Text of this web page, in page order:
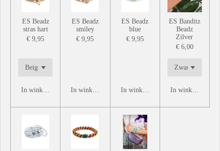
ES Beadz
stras hart
€ 9,95
In winkelwagen
ES Beadz
smiley
€ 9,95
In winkelwagen
ES Beadz
blue
€ 9,95
In winkelwagen
ES Banditz
Beadz
Zilver
€ 6,00
In winkelwagen